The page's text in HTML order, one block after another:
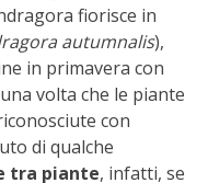
fiorisce in
autumnalis),
in primavera con
volta che le piante
con
di qualche
tra piante, infatti, se